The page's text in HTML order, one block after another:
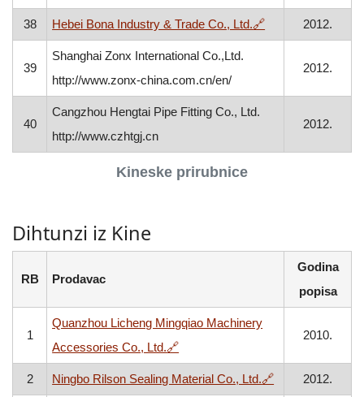
Kineske prirubnice
38 Hebei Bona Industry & Trade Co., Ltd.🔗, otvara se u
2012.
39
Shanghai Zonx International Co.,Ltd.
http://www.zonx-china.com.cn/en/
2012.
40
Cangzhou Hengtai Pipe Fitting Co., Ltd.
http://www.czhtgj.cn
2012.
Dihtunzi iz Kine
RB Prodavac
Godina
popisa
1
Quanzhou Licheng Mingqiao Machinery
Accessories Co., Ltd.🔗, otvara se u novom prozoru
2010.
2 Ningbo Rilson Sealing Material Co., Ltd.🔗, otvara se u
2012.